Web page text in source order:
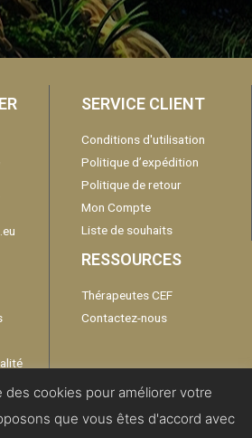
SERVICE CLIENT
Conditions d'utilisation
Politique d’expédition
Politique de retour
Mon Compte
Liste de souhaits
RESSOURCES
Thérapeutes CEF
Contactez-nous
des cookies pour améliorer votre
que vous êtes d'accord avec